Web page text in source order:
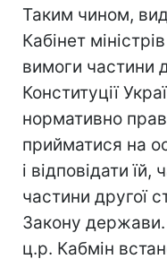
Таким чином,
Кабінет
вимоги частини
Конституції
нормативно
прийматися на
і відповідати їй,
частини другої
Закону держави.
ц.р. Кабмін